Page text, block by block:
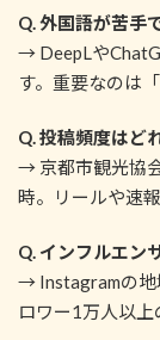
Q. 外国語が苦手
→ DeepLや
す。重要なのは
Q. 投稿頻度はど
→ 京都市観光協
時。リールや速
Q. インフルエン
→ Instagramの地
ロワー1万人以上